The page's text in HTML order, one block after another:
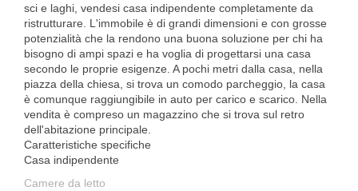
sci e laghi, vendesi casa indipendente completamente da
ristrutturare. L'immobile è di grandi dimensioni e con grosse
potenzialità che la rendono una buona soluzione per chi ha
bisogno di ampi spazi e ha voglia di progettarsi una casa
secondo le proprie esigenze. A pochi metri dalla casa, nella
piazza della chiesa, si trova un comodo parcheggio, la casa
è comunque raggiungibile in auto per carico e scarico. Nella
vendita è compreso un magazzino che si trova sul retro
dell'abitazione principale.
Caratteristiche specifiche
Casa indipendente
Camere da letto